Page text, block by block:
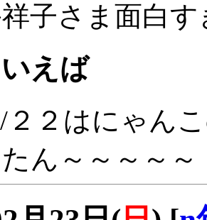
子さま面白
えば
２２はにゃん
ん～～～～